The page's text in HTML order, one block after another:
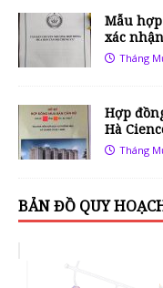
Mẫu
xác
Tháng
Hợp
Hà
Tháng
BẢN ĐỒ QUY